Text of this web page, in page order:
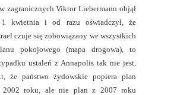
zagranicznych Viktor Liebermann objął
kwietnia i od razu oświadczył, że
czuje się zobowiązany we wszystkich
pokojowego (mapa drogowa), to
ustaleń z Annapolis tak nie jest.
że państwo żydowskie popiera plan
2002 roku, ale nie plan z 2007 roku